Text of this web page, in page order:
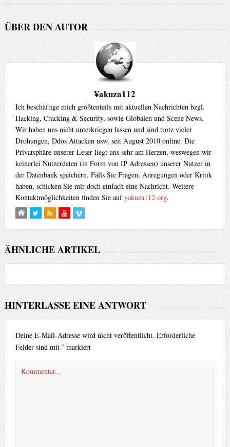
ÜBER DEN AUTOR
¥akuza112
Ich beschäftige mich größtenteils mit aktuellen Nachrichten bzgl.
Hacking, Cracking & Security, sowie Globalen und Scene News.
Wir haben uns nicht unterkriegen lassen und sind trotz vieler
Drohungen, Ddos Attacken usw. seit August 2010 online. Die
Privatsphäre unserer Leser liegt uns sehr am Herzen, weswegen wir
keinerlei Nutzerdaten (in Form von IP Adressen) unserer Nutzer in
der Datenbank speichern. Falls Sie Fragen, Anregungen oder Kritik
haben, schicken Sie mir doch einfach eine Nachricht. Weitere
Kontaktmöglichkeiten finden Sie aufyakuza112.org.
ÄHNLICHE ARTIKEL
HINTERLASSE EINE ANTWORT
Deine E-Mail-Adresse wird nicht veröffentlicht. Erforderliche
Felder sind mit *markiert